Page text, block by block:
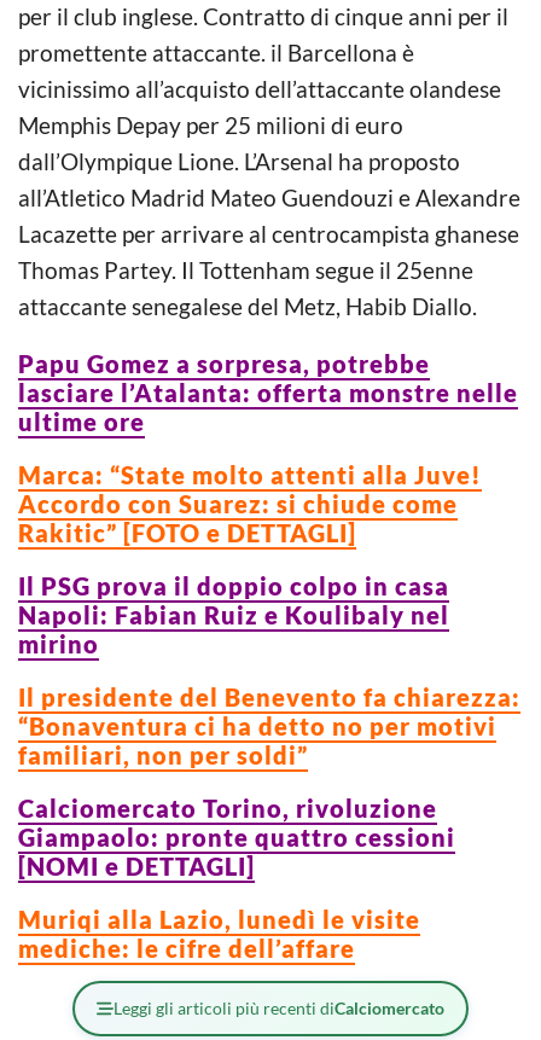
per il club inglese. Contratto di cinque anni per il
promettente attaccante. il Barcellona è
vicinissimo all’acquisto dell’attaccante olandese
Memphis Depay per 25 milioni di euro
dall’Olympique Lione. L’Arsenal ha proposto
all’Atletico Madrid Mateo Guendouzi e Alexandre
Lacazette per arrivare al centrocampista ghanese
Thomas Partey. Il Tottenham segue il 25enne
attaccante senegalese del Metz, Habib Diallo.
Papu Gomez a sorpresa, potrebbe
lasciare l’Atalanta: offerta monstre nelle
ultime ore
Marca: “State molto attenti alla Juve!
Accordo con Suarez: si chiude come
Rakitic” [FOTO e DETTAGLI]
Il PSG prova il doppio colpo in casa
Napoli: Fabian Ruiz e Koulibaly nel
mirino
Il presidente del Benevento fa chiarezza:
“Bonaventura ci ha detto no per motivi
familiari, non per soldi”
Calciomercato Torino, rivoluzione
Giampaolo: pronte quattro cessioni
[NOMI e DETTAGLI]
Muriqi alla Lazio, lunedì le visite
mediche: le cifre dell’affare
Leggi gli articoli più recenti diCalciomercato